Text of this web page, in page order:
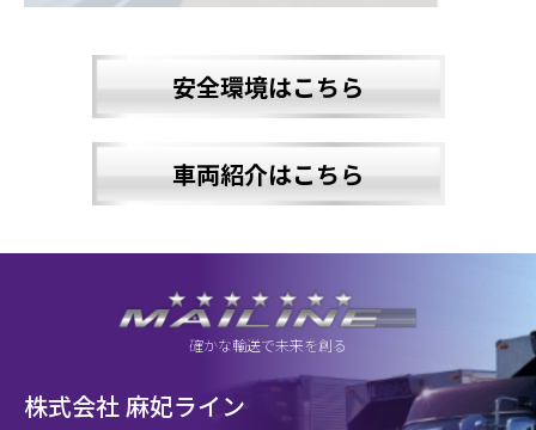
安全環境はこちら
車両紹介はこちら
確かな輸送で未来を創る
株式会社 麻妃ライン